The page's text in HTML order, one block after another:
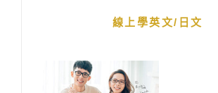
線上學英文/日文